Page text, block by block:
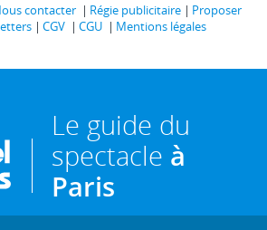
contacter Régie publicitaire
Proposer
CGV CGU
Mentions légales
Le guide du
spectacle à
Paris